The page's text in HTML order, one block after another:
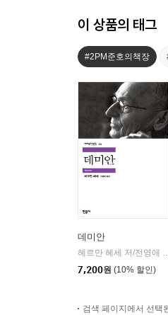
이 상품의 태그
#2PM준호의책장
데미안
헤르만 헤세
7,200원 (10% 할인)
검색 페이지에서 선택